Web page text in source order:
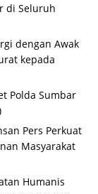
di Seluruh
dengan Awak
kepada
Polda Sumbar
Pers Perkuat
Masyarakat
Humanis